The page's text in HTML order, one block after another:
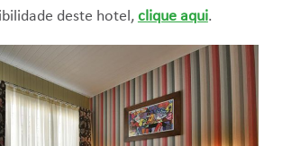
deste hotel, clique aqui.